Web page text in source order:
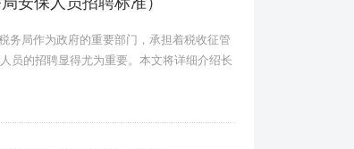
局作为政府的重要部门，承担着税收征管
员的招聘显得尤为重要。本文将详细介绍长